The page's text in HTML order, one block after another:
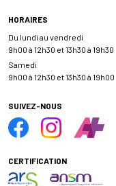
HORAIRES
Du lundi au vendredi
9h00 à 12h30 et 13h30 à 19h30
Samedi
9h00 à 12h30 et 13h30 à 19h00
SUIVEZ-NOUS
CERTIFICATION